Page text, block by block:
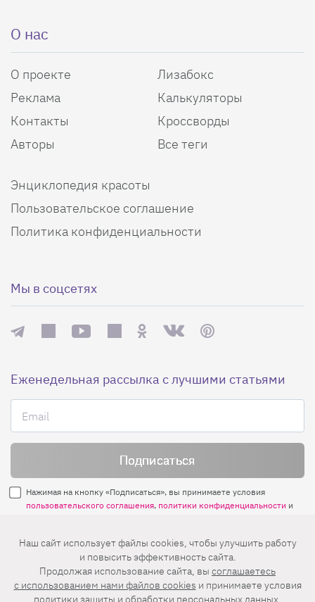
О нас
О проекте
Реклама
Контакты
Авторы
Лизабокс
Калькуляторы
Кроссворды
Все теги
Энциклопедия красоты
Пользовательское соглашение
Политика конфиденциальности
Мы в соцсетях
Еженедельная рассылка с лучшими статьями
Нажимая на кнопку «Подписаться», вы принимаете условия
пользовательского соглашения, политики конфиденциальности и
Нашли ошибку? Выделите ее и нажмите
Ctrl+Enter
Наш сайт использует файлы cookies, чтобы улучшить работу
и повысить эффективность сайта.
Продолжая использование сайта, вы соглашаетесь
c использованием нами файлов cookies и принимаете условия
политики защиты и обработки персональных данных